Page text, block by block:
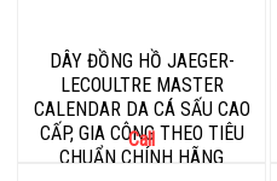
DÂY ĐỒNG HỒ JAEGER-
LECOULTRE MASTER
CALENDAR DA CÁ SẤU CAO
CẤP, GIA CÔNG THEO TIÊU
CHUẨN CHÍNH HÃNG
Call